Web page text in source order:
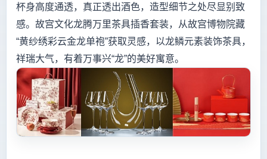
杯身高度通透，真正透出酒色，造型细节之处尽显别致
感。故宫文化龙腾万里茶具插香套装，从故宫博物院藏
“黄纱绣彩云金龙单袍”获取灵感，以龙鳞元素装饰茶具，
祥瑞大气，有着万事兴“龙”的美好寓意。